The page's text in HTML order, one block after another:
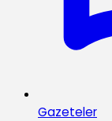
Gazeteler